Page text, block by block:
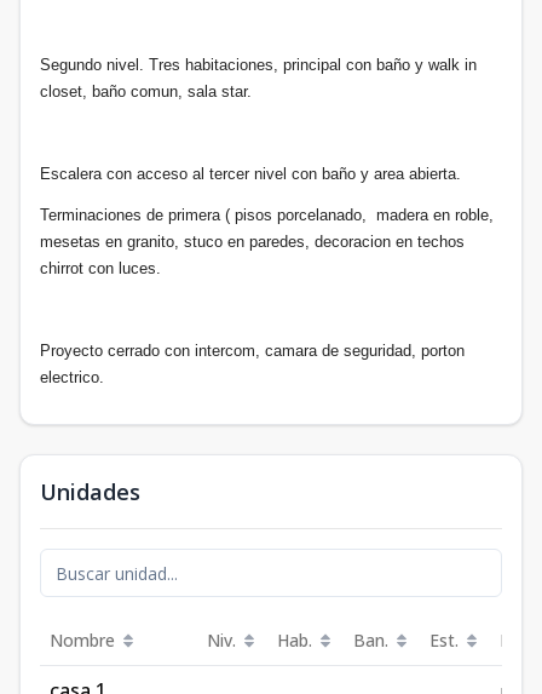
Segundo nivel. Tres habitaciones, principal con baño y walk in
closet, baño comun, sala star.
Escalera con acceso al tercer nivel con baño y area abierta.
Terminaciones de primera ( pisos porcelanado, madera en roble,
mesetas en granito, stuco en paredes, decoracion en techos
chirrot con luces.
Proyecto cerrado con intercom, camara de seguridad, porton
electrico.
Unidades
Nombre Niv. Hab. Ban. Est.